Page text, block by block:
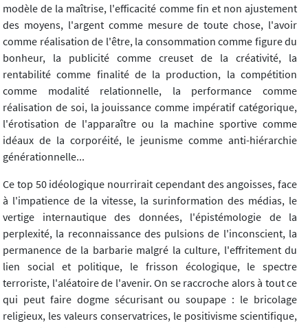
modèle de la maîtrise, l'efficacité comme fin et non ajustement
des moyens, l'argent comme mesure de toute chose, l'avoir
comme réalisation de l'être, la consommation comme figure du
bonheur, la publicité comme creuset de la créativité, la
rentabilité comme finalité de la production, la compétition
comme modalité relationnelle, la performance comme
réalisation de soi, la jouissance comme impératif catégorique,
l'érotisation de l'apparaître ou la machine sportive comme
idéaux de la corporéité, le jeunisme comme anti-hiérarchie
générationnelle...
Ce top 50 idéologique nourrirait cependant des angoisses, face
à l'impatience de la vitesse, la surinformation des médias, le
vertige internautique des données, l'épistémologie de la
perplexité, la reconnaissance des pulsions de l'inconscient, la
permanence de la barbarie malgré la culture, l'effritement du
lien social et politique, le frisson écologique, le spectre
terroriste, l'aléatoire de l'avenir. On se raccroche alors à tout ce
qui peut faire dogme sécurisant ou soupape : le bricolage
religieux, les valeurs conservatrices, le positivisme scientifique,